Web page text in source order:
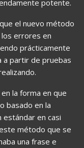
potente.
el nuevo método
los errores en
prácticamente
a partir de pruebas
la forma en que
basado en la
estándar en casi
método que se
una frase e